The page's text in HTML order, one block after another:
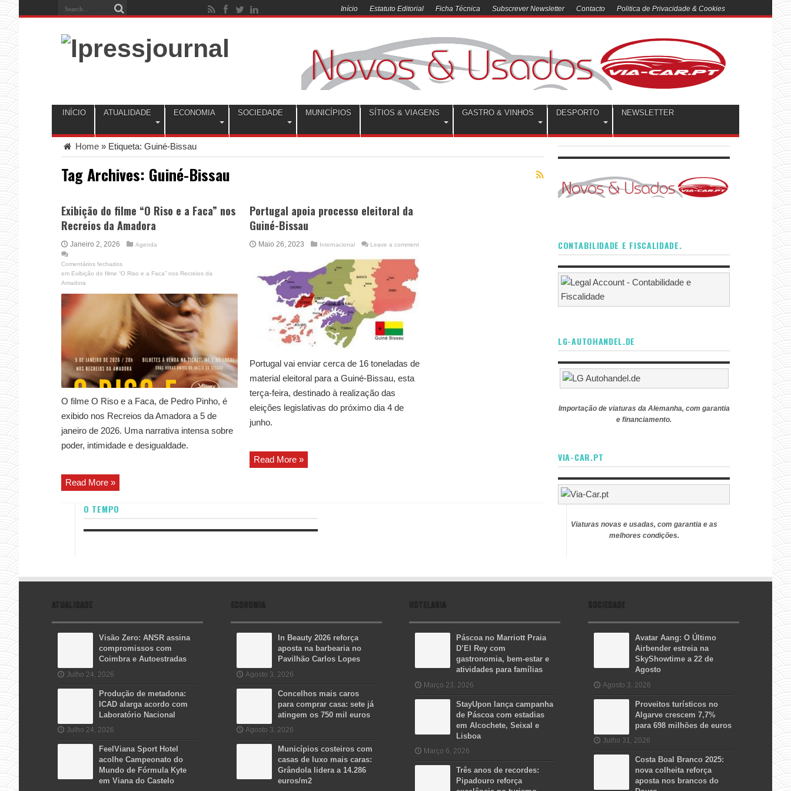
Início Estatuto Editorial Ficha Técnica Subscrever Newsletter Contacto Politica de Privacidade & Cookies
INÍCIO ATUALIDADE ECONOMIA SOCIEDADE MUNICÍPIOS SÍTIOS & VIAGENS GASTRO & VINHOS DESPORTO NEWSLETTER
Home » Etiqueta: Guiné-Bissau
Tag Archives: Guiné-Bissau
Exibição do filme “O Riso e a Faca” nos
Recreios da Amadora
Janeiro 2, 2026 Agenda
Comentários fechados
em Exibição do filme “O Riso e a Faca” nos Recreios da
Amadora
O filme O Riso e a Faca, de Pedro Pinho, é
exibido nos Recreios da Amadora a 5 de
janeiro de 2026. Uma narrativa intensa sobre
poder, intimidade e desigualdade.
Read More »
Portugal apoia processo eleitoral da
Guiné-Bissau
Maio 26, 2023 Internacional Leave a comment
Portugal vai enviar cerca de 16 toneladas de
material eleitoral para a Guiné-Bissau, esta
terça-feira, destinado à realização das
eleições legislativas do próximo dia 4 de
junho.
Read More »
O TEMPO
CONTABILIDADE E FISCALIDADE.
LG-AUTOHANDEL.DE
Importação de viaturas da Alemanha, com garantia
e financiamento.
VIA-CAR.PT
Viaturas novas e usadas, com garantia e as
melhores condições.
ATUALIDADE
Visão Zero: ANSR assina
compromissos com
Coimbra e Autoestradas
Julho 24, 2026
Produção de metadona:
ICAD alarga acordo com
Laboratório Nacional
Julho 24, 2026
FeelViana Sport Hotel
acolhe Campeonato do
Mundo de Fórmula Kyte
em Viana do Castelo
ECONOMIA
In Beauty 2026 reforça
aposta na barbearia no
Pavilhão Carlos Lopes
Agosto 3, 2026
Concelhos mais caros
para comprar casa: sete já
atingem os 750 mil euros
Agosto 3, 2026
Municípios costeiros com
casas de luxo mais caras:
Grândola lidera a 14.286
euros/m2
HOTELARIA
Páscoa no Marriott Praia
D’El Rey com
gastronomia, bem-estar e
atividades para famílias
Março 23, 2026
StayUpon lança campanha
de Páscoa com estadias
em Alcochete, Seixal e
Lisboa
Março 6, 2026
Três anos de recordes:
Pipadouro reforça
SOCIEDADE
Avatar Aang: O Último
Airbender estreia na
SkyShowtime a 22 de
Agosto
Agosto 3, 2026
Proveitos turísticos no
Algarve crescem 7,7%
para 698 milhões de euros
Julho 31, 2026
Costa Boal Branco 2025:
nova colheita reforça
aposta nos brancos do